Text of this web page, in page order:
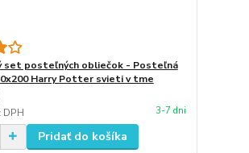
set posteľných obliečok - Posteľná
Harry Potter svieti v tme
DPH 3-7 dni
Pridať do košíka